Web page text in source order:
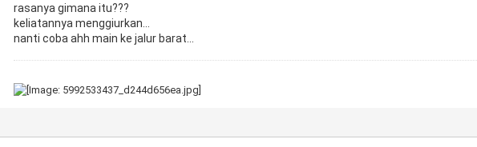
rasanya gimana itu???
keliatannya menggiurkan...
nanti coba ahh main ke jalur barat...